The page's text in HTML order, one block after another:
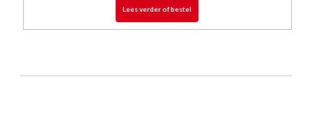
Lees verder of bestel